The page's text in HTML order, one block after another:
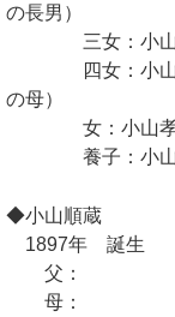
の長男）
三女：小山愛
四女：小山継
の母）
女：小山
養子：小山順
◆小山順蔵
1897年 誕生
父：
母：